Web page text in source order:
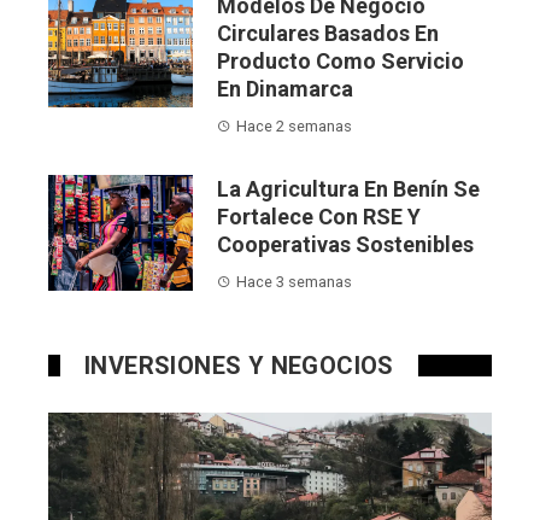
Modelos De Negocio
Circulares Basados En
Producto Como Servicio
En Dinamarca
Hace 2 semanas
La Agricultura En Benín Se
Fortalece Con RSE Y
Cooperativas Sostenibles
Hace 3 semanas
INVERSIONES Y NEGOCIOS